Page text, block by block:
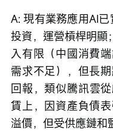
A: 現有業務應用AI
投資，運營槓桿明顯
入有限（中國消費
需求不足），但長
回報，類似騰訊雲
賃上，因資產負債
溢價，但受供應鏈和